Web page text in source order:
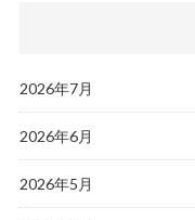
2026年7月
2026年6月
2026年5月